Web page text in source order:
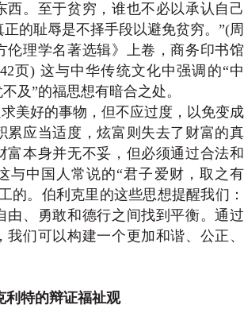
西。至于贫穷，谁也不必以承认自己
的耻辱是不择手段以避免贫穷。”(周
伦理学名著选辑》上卷，商务印书馆
页) 这与中华传统文化中强调的“中
及”的福思想有暗合之处。
美好的事物，但不应过度，以免变成
累应当适度，炫富则失去了财富的真
富本身并无不妥，但必须通过合法和
与中国人常说的“君子爱财，取之有
的。伯利克里的这些思想提醒我们：
由、勇敢和德行之间找到平衡。通过
我们可以构建一个更加和谐、公正、
利特的辩证福祉观